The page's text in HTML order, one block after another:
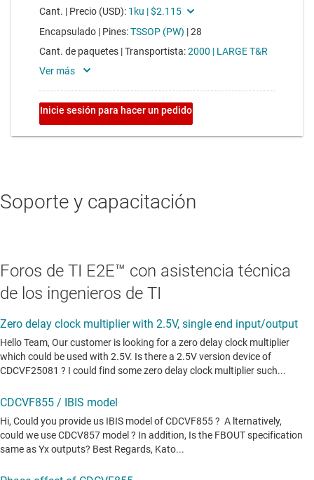
Soporte y capacitación
Foros de TI E2E™ con asistencia técnica
de los ingenieros de TI